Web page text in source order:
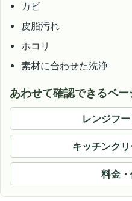
カビ
皮脂汚れ
ホコリ
素材に合わせた洗浄
あわせて確認できるペー
レンジフ
キッチンク
料金